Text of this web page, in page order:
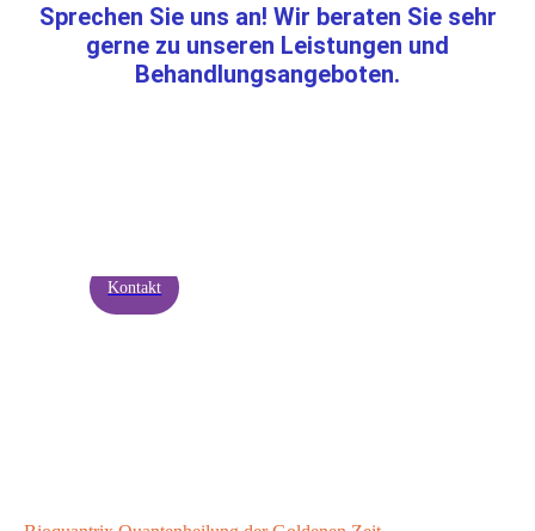
Sprechen Sie uns an! Wir beraten Sie sehr
gerne zu unseren Leistungen und
Behandlungsangeboten.
Kontakt